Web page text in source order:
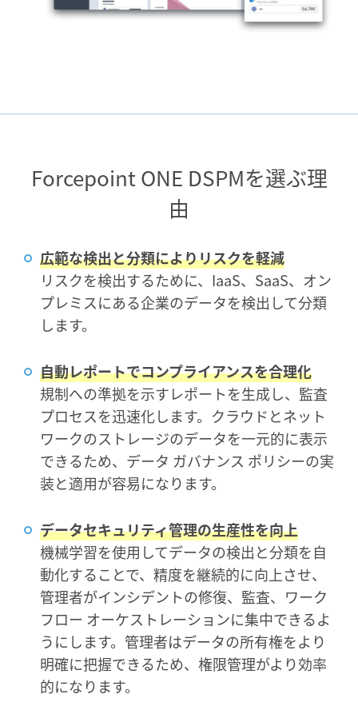
Forcepoint ONE DSPMを選ぶ理
由
広範な検出と分類によりリスクを軽減
リスクを検出するために、IaaS、SaaS、オン
プレミスにある企業のデータを検出して分類
します。
自動レポートでコンプライアンスを合理化
規制への準拠を示すレポートを生成し、監査
プロセスを迅速化します。クラウドとネット
ワークのストレージのデータを一元的に表示
できるため、データ ガバナンス ポリシーの実
装と適用が容易になります。
データセキュリティ管理の生産性を向上
機械学習を使用してデータの検出と分類を自
動化することで、精度を継続的に向上させ、
管理者がインシデントの修復、監査、ワーク
フロー オーケストレーションに集中できるよ
うにします。管理者はデータの所有権をより
明確に把握できるため、権限管理がより効率
的になります。